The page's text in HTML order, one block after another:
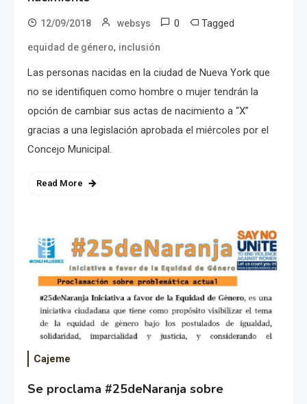
12/09/2018 websys 0 Tagged
equidad de género, inclusión
Las personas nacidas en la ciudad de Nueva York que
no se identifiquen como hombre o mujer tendrán la
opción de cambiar sus actas de nacimiento a “X”
gracias a una legislación aprobada el miércoles por el
Concejo Municipal.
Read More
Cajeme
Se proclama #25deNaranja sobre